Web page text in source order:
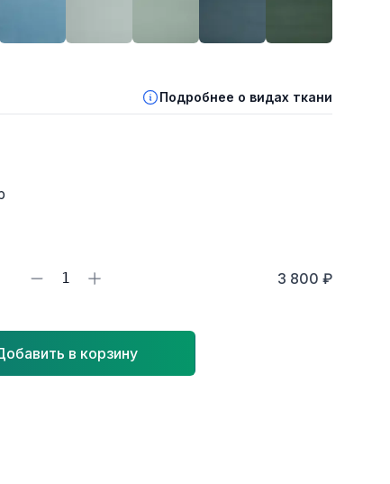
Подробнее о видах ткани
1 3 800 ₽
в корзину